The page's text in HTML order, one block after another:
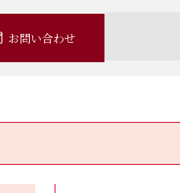
お問い合わせ